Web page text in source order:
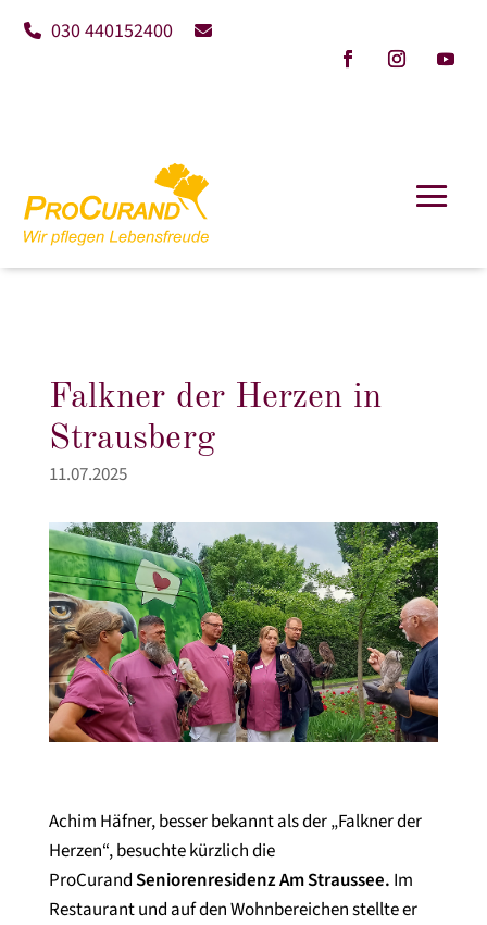
030 440152400
Falkner der Herzen in
Strausberg
11.07.2025
Achim Häfner, besser bekannt als der „Falkner der
Herzen“, besuchte kürzlich die
ProCurandSeniorenresidenz Am Straussee. Im
Restaurant und auf den Wohnbereichen stellte er